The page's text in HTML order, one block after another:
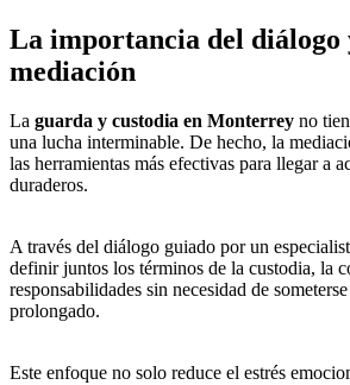
La importancia del diálogo
mediación
La guarda y custodia en Monterrey no
una lucha interminable. De hecho, la
las herramientas más efectivas para llegar a
duraderos.
A través del diálogo guiado por un
definir juntos los términos de la custodia, la
responsabilidades sin necesidad de
prolongado.
Este enfoque no solo reduce el estrés